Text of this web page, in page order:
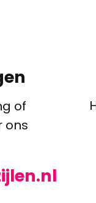
of
ons